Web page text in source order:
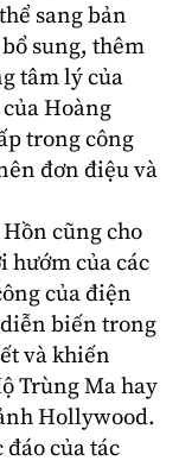
sang bản
sung, thêm
tâm lý của
Hoàng
trong công
đơn điệu và
cũng cho
hướm của các
của điện
biến trong
và khiến
Trùng Ma hay
Hollywood.
của tác